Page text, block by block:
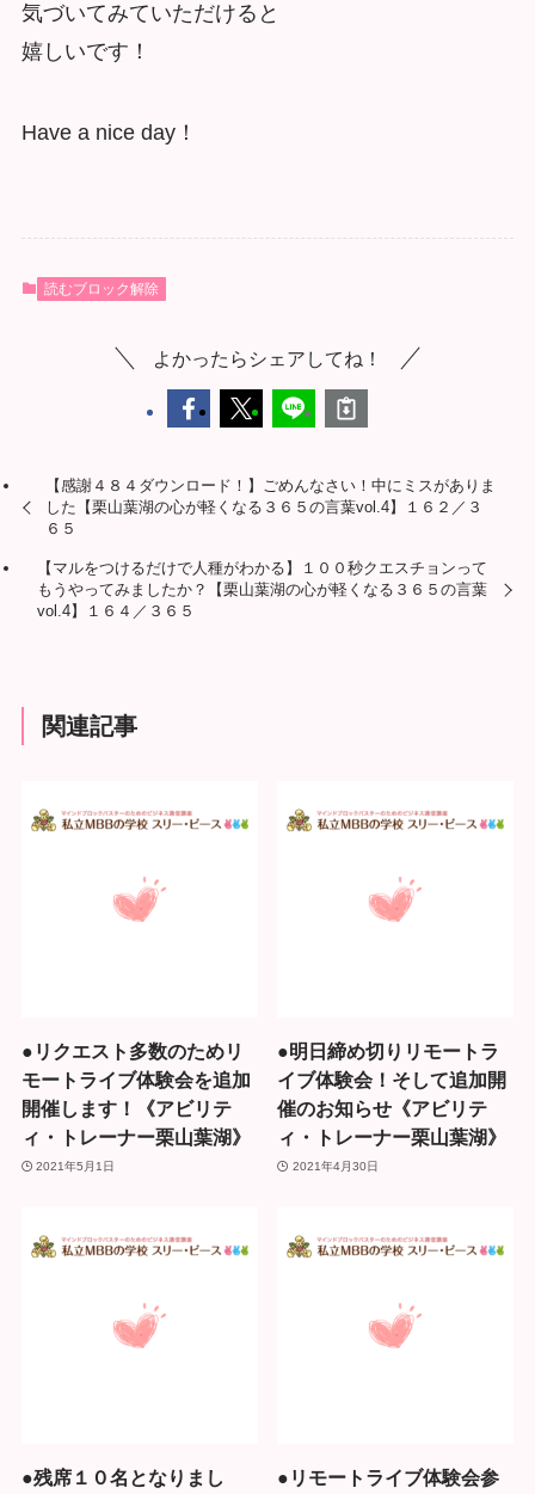
気づいてみていただけると
嬉しいです！
Have a nice day！
読むブロック解除
よかったらシェアしてね！
【感謝４８４ダウンロード！】ごめんなさい！中にミスがありま
した【栗山葉湖の心が軽くなる３６５の言葉vol.4】１６２／３
６５
【マルをつけるだけで人種がわかる】１００秒クエスチョンって
もうやってみましたか？【栗山葉湖の心が軽くなる３６５の言葉
vol.4】１６４／３６５
関連記事
●リクエスト多数のためリ
モートライブ体験会を追加
開催します！《アビリテ
ィ・トレーナー栗山葉湖》
2021年5月1日
●明日締め切りリモートラ
イブ体験会！そして追加開
催のお知らせ《アビリテ
ィ・トレーナー栗山葉湖》
2021年4月30日
●残席１０名となりまし ●リモートライブ体験会参